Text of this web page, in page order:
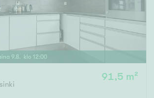
000 €
9.8. klo 12:00
91,5 m²